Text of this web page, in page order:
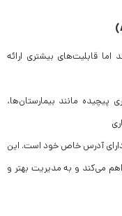
قابلیت‌های بیشتری ارائه
مانند بیمارستان‌ها،
دارای آدرس خاص خود است. این
می‌کند و به مدیریت بهتر و